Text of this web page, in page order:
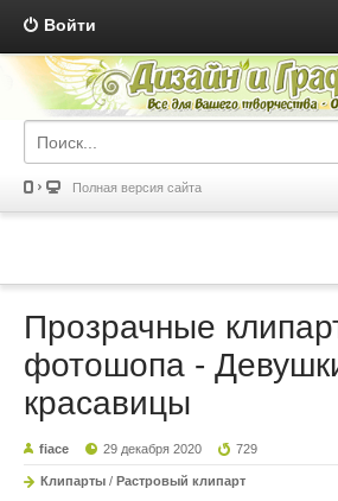
Войти
Полная версия сайта
Прозрачные
фотошопа -
красавицы
fiace 29 декабря 2020 729
Клипарты / Растровый клипарт